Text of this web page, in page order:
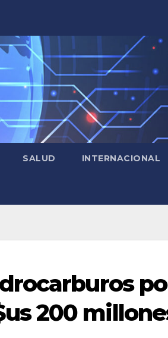
SALUD INTERNACIONAL
200